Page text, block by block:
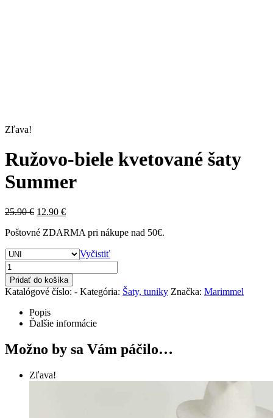
Zľava!
Ružovo-biele kvetované šaty
Summer
25.90€ 12.90 €
Poštovné ZDARMA pri nákupe nad 50€.
Vyčistiť
Pridať do košíka
Katalógové číslo: - Kategória: Šaty, tuniky Značka: Marimmel
Popis
Ďalšie informácie
Možno by sa Vám páčilo…
Zľava!